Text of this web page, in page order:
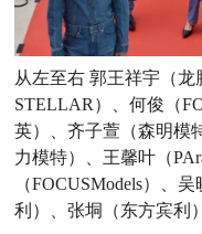
从左至右 郭王祥宇（
STELLAR）、何俊（
英）、齐子萱（森明模
力模特）、王馨叶（
（FOCUSModels）、
利）、张垌（东方宾利